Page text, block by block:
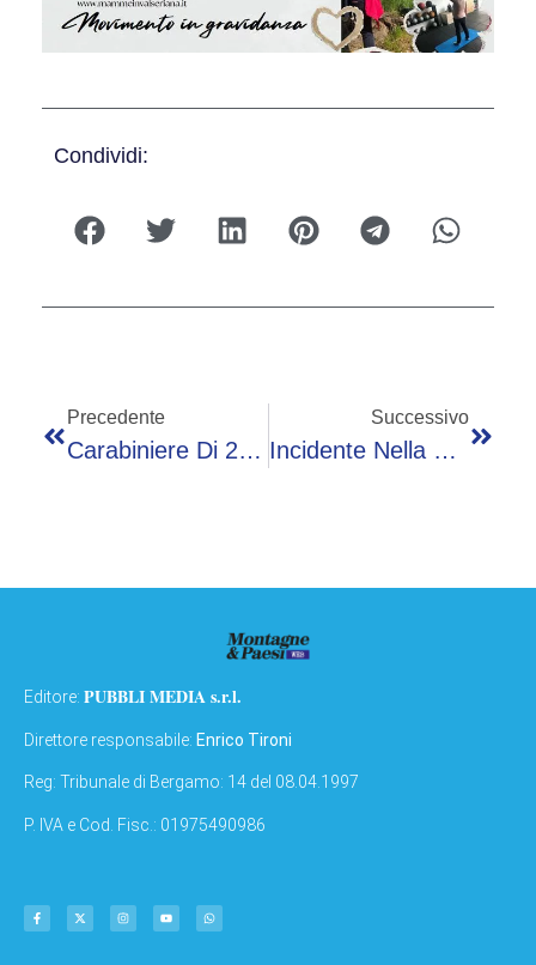
Condividi:
Precedente
Carabiniere Di 26 Anni Colpito Da Malore In Caserma A Clusone: Marco Noviello Non Ce L’ha Fatta
Successivo
Incidente Nella Galleria Di Cene, Traffico Paralizzato
Editore: PUBBLI MEDIA s.r.l.
Direttore responsabile: Enrico Tironi
Reg: Tribunale di Bergamo: 14 del 08.04.1997
P. IVA e Cod. Fisc.: 01975490986